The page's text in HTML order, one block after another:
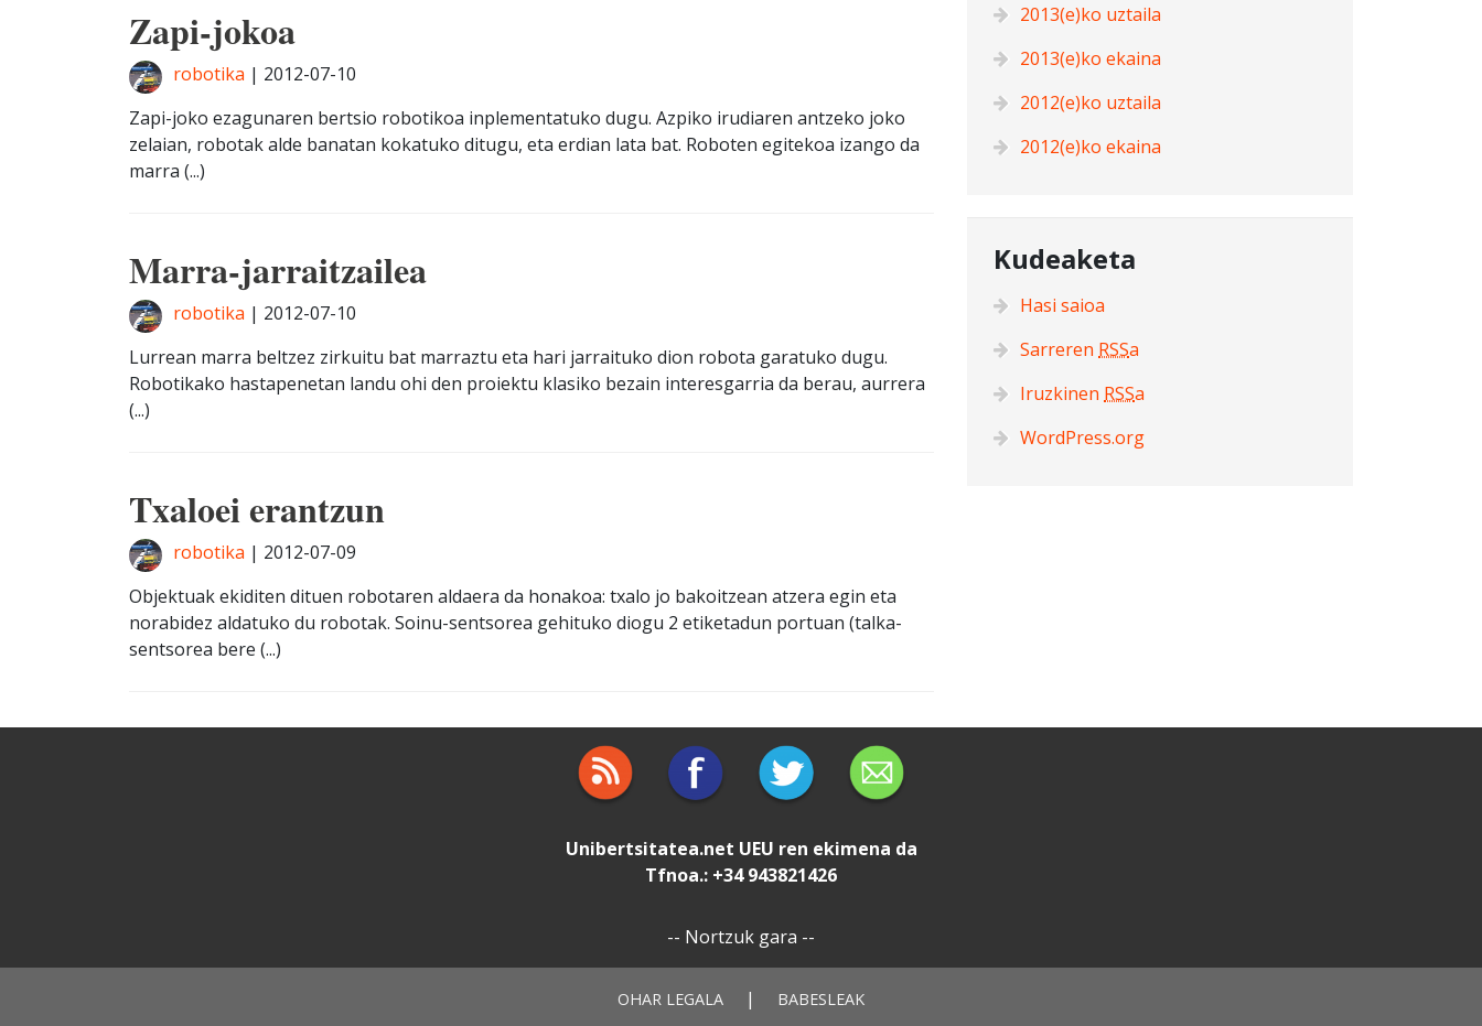
Zapi-jokoa
robotika | 2012-07-10
Zapi-joko ezagunaren bertsio robotikoa inplementatuko dugu. Azpiko irudiaren antzeko joko
zelaian, robotak alde banatan kokatuko ditugu, eta erdian lata bat. Roboten egitekoa izango da
marra (...)
Marra-jarraitzailea
robotika | 2012-07-10
Lurrean marra beltzez zirkuitu bat marraztu eta hari jarraituko dion robota garatuko dugu.
Robotikako hastapenetan landu ohi den proiektu klasiko bezain interesgarria da berau, aurrera
(...)
Txaloei erantzun
robotika | 2012-07-09
Objektuak ekiditen dituen robotaren aldaera da honakoa: txalo jo bakoitzean atzera egin eta
norabidez aldatuko du robotak. Soinu-sentsorea gehituko diogu 2 etiketadun portuan (talka-
sentsorea bere (...)
2013(e)ko uztaila
2013(e)ko ekaina
2012(e)ko uztaila
2012(e)ko ekaina
Kudeaketa
Hasi saioa
Sarreren RSSa
Iruzkinen RSSa
WordPress.org
Unibertsitatea.net UEU ren ekimena da
Tfnoa.: +34 943821426
-- Nortzuk gara --
OHAR LEGALA | BABESLEAK